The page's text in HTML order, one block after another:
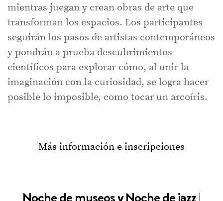
mientras juegan y crean obras de arte que
transforman los espacios. Los participantes
seguirán los pasos de artistas contemporáneos
y pondrán a prueba descubrimientos
científicos para explorar cómo, al unir la
imaginación con la curiosidad, se logra hacer
posible lo imposible, como tocar un arcoíris.
Más información e inscripciones
Noche de museos y Noche de jazz |